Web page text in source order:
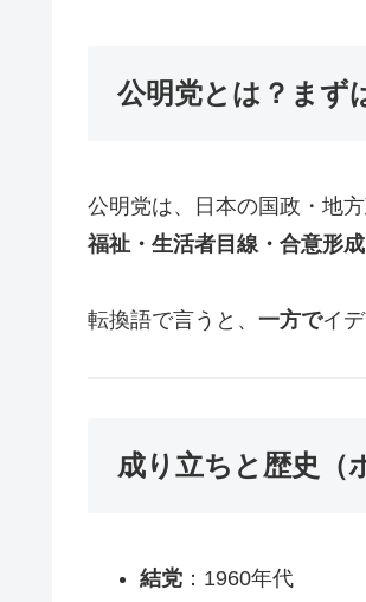
公明党とは？まず
公明党は、日本の国政・地
福祉・生活者目線・合意形成
転換語で言うと、 一方でイ
成り立ちと歴史（
結党：1960年代